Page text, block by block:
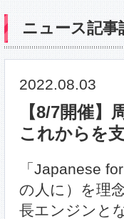
ニュース記事
2022.08.03
【8/7開催
これからを
「Japanese
の人に）を理
長エンジンと